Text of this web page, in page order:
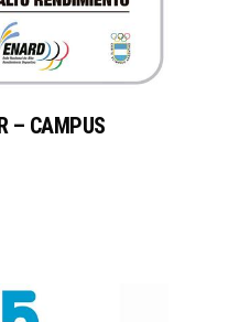
– CAMPUS